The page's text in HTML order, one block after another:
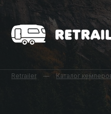
Retrailer — Каталог